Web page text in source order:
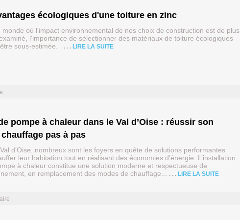
écologiques d'une toiture en zinc
monde où l'impact environnemental de nos choix de construction est de plus
l'importance de sélectionner des matériaux de toiture écologiques
sous-estimée.
LIRE LA SUITE
pas à pas
d’Oise, nombreux sont les foyers en quête de solutions performantes
leur habitation tout en réalisant des économies d’énergie. L’installation
à chaleur constitue une solution moderne et respectueuse de
en remplacement des modes de chauffage...
LIRE LA SUITE